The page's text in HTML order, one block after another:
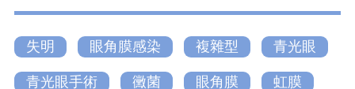
失明 眼角膜感染 複雜型 青光眼
青光眼手術 黴菌 眼角膜 虹膜